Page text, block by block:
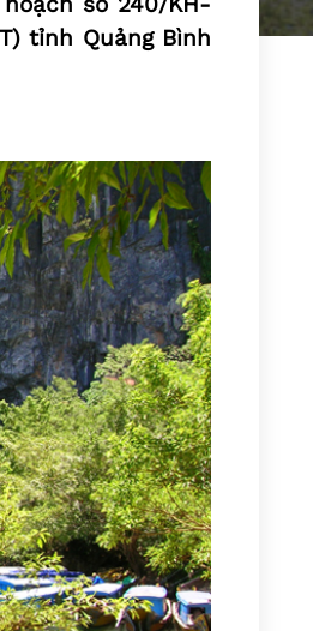
tỉnh Quảng Bình